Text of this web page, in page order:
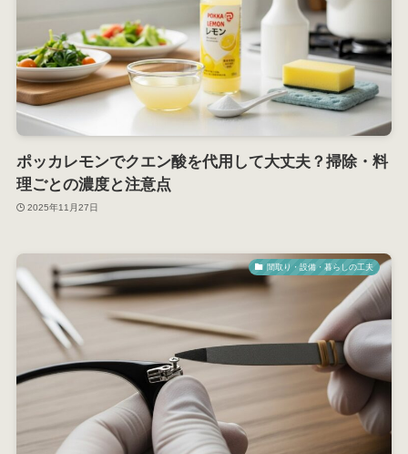
ポッカレモンでクエン酸を代用して大丈夫？掃除・料
理ごとの濃度と注意点
2025年11月27日
間取り・設備・暮らしの工夫